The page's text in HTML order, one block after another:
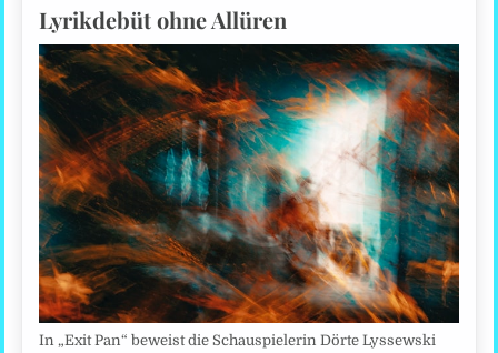
Lyrikdebüt ohne Allüren
In „Exit Pan“ beweist die Schauspielerin Dörte Lyssewski